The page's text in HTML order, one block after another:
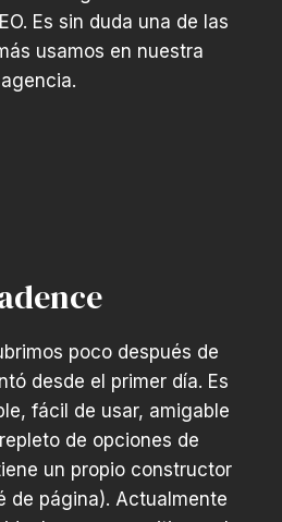
Es sin duda una de las
usamos en nuestra
agencia.
poco después de
desde el primer día. Es
fácil de usar, amigable
de opciones de
un propio constructor
de página). Actualmente